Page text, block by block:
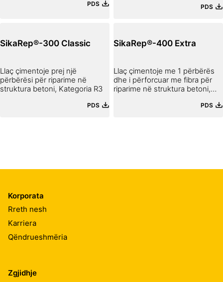
PDS PDS
SikaRep®-300 Classic
Llaç çimentoje prej një
përbërësi për riparime në
struktura betoni, Kategoria R3
PDS
SikaRep®-400 Extra
Llaç çimentoje me 1 përbërës
dhe i përforcuar me fibra për
riparime në struktura betoni,
PDS
Korporata
Rreth nesh
Karriera
Qëndrueshmëria
Zgjidhje